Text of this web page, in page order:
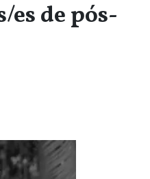
es de pós-